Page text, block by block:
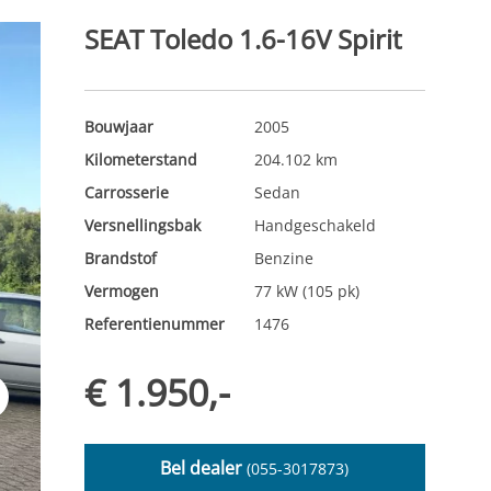
SEAT Toledo 1.6-16V Spirit
Bouwjaar
2005
Kilometerstand
204.102 km
Carrosserie
Sedan
Versnellingsbak
Handgeschakeld
Brandstof
Benzine
Vermogen
77 kW (105 pk)
Referentienummer
1476
€ 1.950,-
Bel dealer(055-3017873)